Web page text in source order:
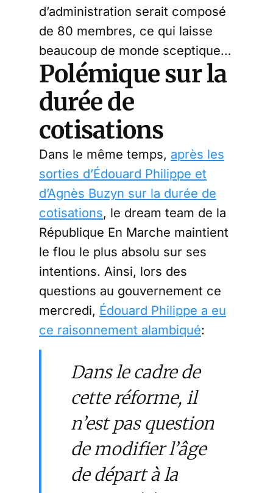
d’administration serait composé
de 80 membres, ce qui laisse
beaucoup de monde sceptique…
Polémique sur la
durée de
cotisations
Dans le même temps, après les
sorties d’Édouard Philippe et
d’Agnès Buzyn sur la durée de
cotisations, le dream team de la
République En Marche maintient
le flou le plus absolu sur ses
intentions. Ainsi, lors des
questions au gouvernement ce
mercredi, Édouard Philippe a eu
ce raisonnement alambiqué:
Dans le cadre de
cette réforme, il
n’est pas question
de modifier l’âge
de départ à la